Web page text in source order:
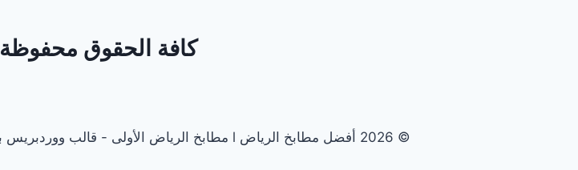
كافة الحقوق محفوظة
© 2026 أفضل مطابخ الرياض l مطابخ الرياض الأولى - قالب ووردبريس بواسطة